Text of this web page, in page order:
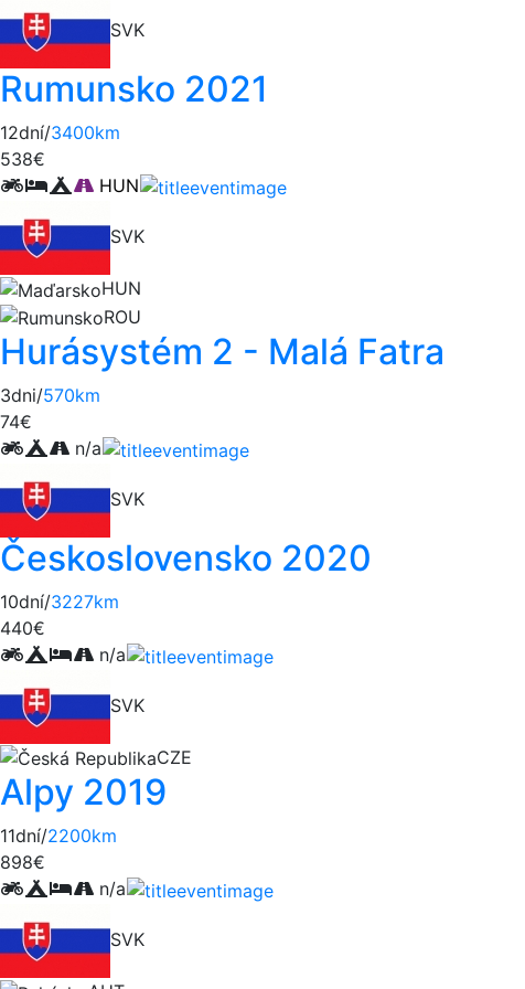
SVK
Rumunsko 2021
12dní/3400km
538€
HUN
SVK
HUN
ROU
Hurásystém 2 - Malá Fatra
3dni/570km
74€
n/a
SVK
Československo 2020
10dní/3227km
440€
n/a
SVK
CZE
Alpy 2019
11dní/2200km
898€
n/a
SVK